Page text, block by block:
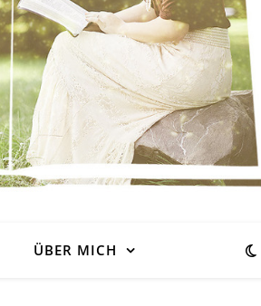
ÜBER MICH